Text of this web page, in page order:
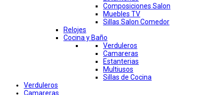
Composiciones Salon
Muebles TV
Sillas Salon Comedor
Relojes
Cocina y Baño
Verduleros
Camareras
Estanterias
Multiusos
Sillas de Cocina
Verduleros
Camareras